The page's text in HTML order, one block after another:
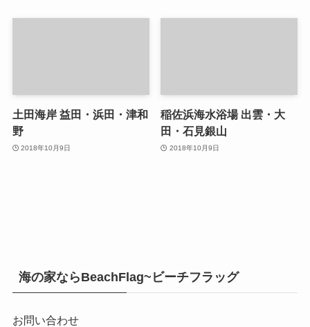
土田海岸 益田・浜田・津和
野
2018年10月9日
稲佐浜海水浴場 出雲・大
田・石見銀山
2018年10月9日
海の家ならBeachFlag~ビーチフラッグ
お問い合わせ